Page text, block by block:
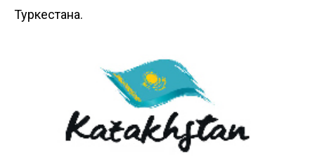
Туркестана.